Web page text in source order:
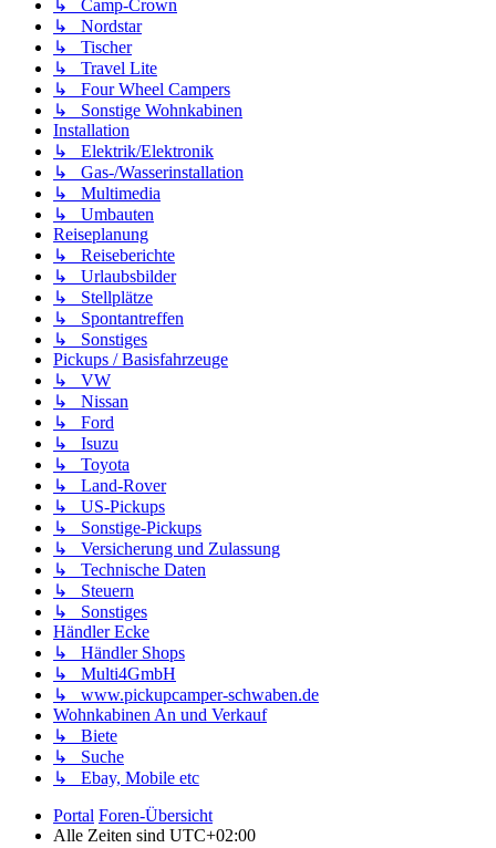
↳ Camp-Crown
↳ Nordstar
↳ Tischer
↳ Travel Lite
↳ Four Wheel Campers
↳ Sonstige Wohnkabinen
Installation
↳ Elektrik/Elektronik
↳ Gas-/Wasserinstallation
↳ Multimedia
↳ Umbauten
Reiseplanung
↳ Reiseberichte
↳ Urlaubsbilder
↳ Stellplätze
↳ Spontantreffen
↳ Sonstiges
Pickups / Basisfahrzeuge
↳ VW
↳ Nissan
↳ Ford
↳ Isuzu
↳ Toyota
↳ Land-Rover
↳ US-Pickups
↳ Sonstige-Pickups
↳ Versicherung und Zulassung
↳ Technische Daten
↳ Steuern
↳ Sonstiges
Händler Ecke
↳ Händler Shops
↳ Multi4GmbH
↳ www.pickupcamper-schwaben.de
Wohnkabinen An und Verkauf
↳ Biete
↳ Suche
↳ Ebay, Mobile etc
Portal Foren-Übersicht
Alle Zeiten sind UTC+02:00